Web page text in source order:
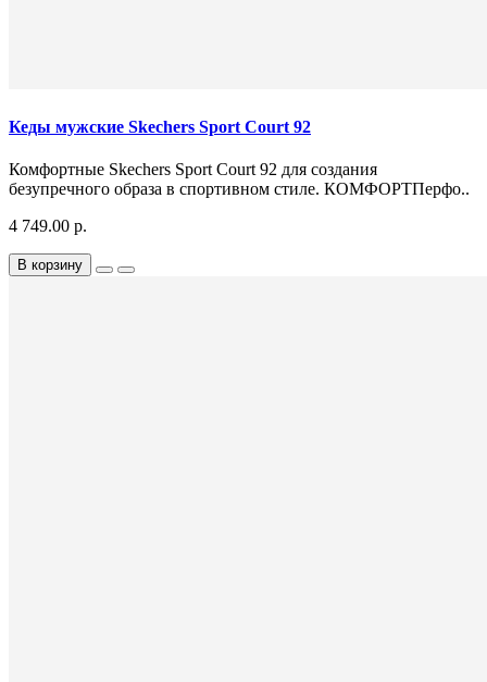
Кеды мужские Skechers Sport Court 92
Комфортные Skechers Sport Court 92 для создания
безупречного образа в спортивном стиле. КОМФОРТПерфо..
4 749.00 р.
В корзину